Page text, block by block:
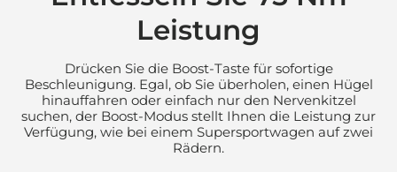
Leistung
Drücken Sie die Boost-Taste für sofortige
Beschleunigung. Egal, ob Sie überholen, einen Hügel
hinauffahren oder einfach nur den Nervenkitzel
suchen, der Boost-Modus stellt Ihnen die Leistung zur
Verfügung, wie bei einem Supersportwagen auf zwei
Rädern.